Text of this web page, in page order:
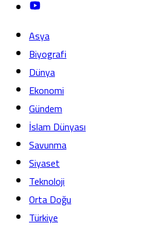
Asya
Biyografi
Dünya
Ekonomi
Gündem
İslam Dünyası
Savunma
Siyaset
Teknoloji
Orta Doğu
Türkiye